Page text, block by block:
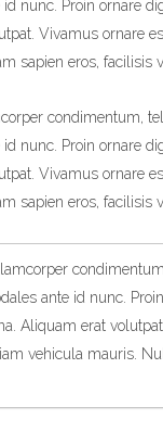
nunc. Proin ornare
Vivamus ornare
sapien eros, facilisis
condimentum,
nunc. Proin ornare
Vivamus ornare
sapien eros, facilisis
ante id nunc.
Aliquam erat
vehicula mauris.